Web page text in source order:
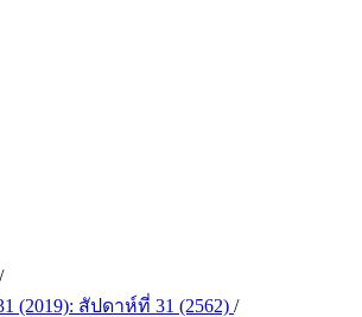
/
(2019): สัปดาห์ที่ 31 (2562) /